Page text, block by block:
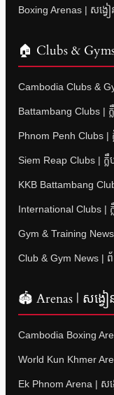
Boxing Arenas | សង្វៀ
🏠 Clubs &
Cambodia Clubs &
Battambang Clubs |
Phnom Penh Clubs |
Siem Reap Clubs | ក្
KKB Battambang
International Clubs | ក្លឹ
Gym & Training
Club & Gym News | ព័
🏟 Arenas | សង្វៀ
Cambodia Boxing
World Kun Khmer
Ek Phnom Arena | សង្